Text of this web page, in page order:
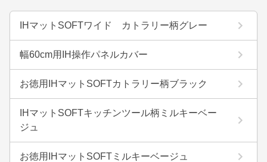
IHマットSOFTワイド カトラリー柄グレー
幅60cm用IH操作パネルカバー
お徳用IHマットSOFTカトラリー柄ブラック
IHマットSOFTキッチンツール柄ミルキーベー
ジュ
お徳用IHマットSOFTミルキーベージュ